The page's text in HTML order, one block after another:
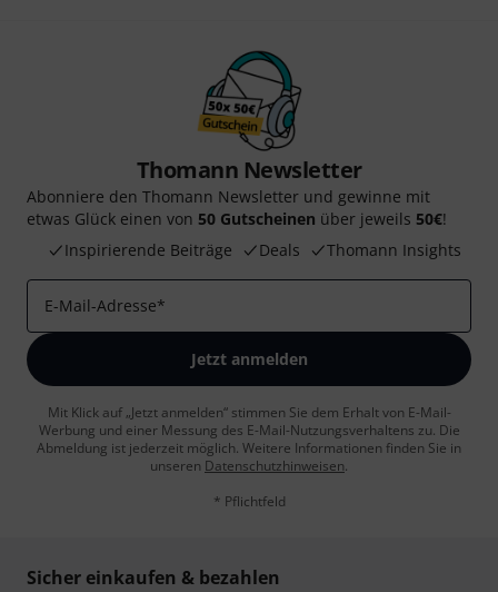
Thomann Newsletter
Abonniere den Thomann Newsletter und gewinne mit
etwas Glück einen von 50 Gutscheinen über jeweils 50€!
Inspirierende Beiträge
Deals Thomann Insights
E-Mail-Adresse*
Jetzt anmelden
Mit Klick auf „Jetzt anmelden“ stimmen Sie dem Erhalt von E-Mail-
Werbung und einer Messung des E-Mail-Nutzungsverhaltens zu. Die
Abmeldung ist jederzeit möglich. Weitere Informationen finden Sie in
unseren Datenschutzhinweisen.
* Pflichtfeld
Sicher einkaufen & bezahlen